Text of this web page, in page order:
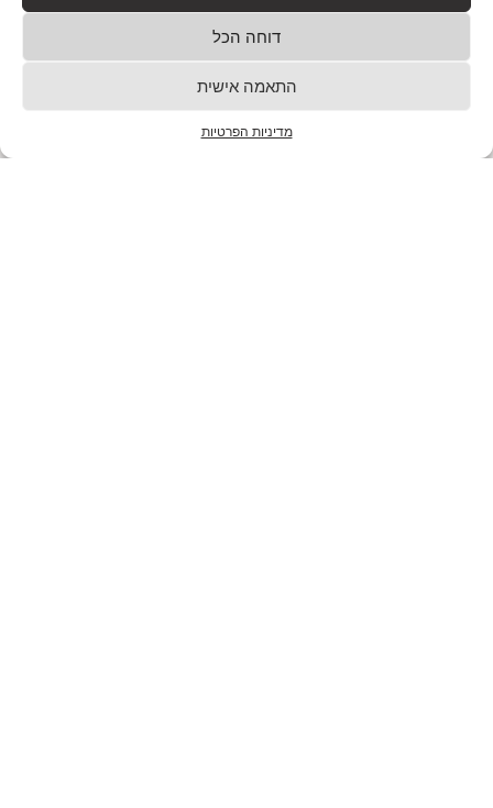
דוחה הכל
התאמה אישית
מדיניות הפרטיות
איך ליצור תפריט מותאם אישית לכל יום
בקלות
איך ליצור תפריט מותאם אישית שמתאים לכל יום עוד לפני
שנסביר איך בדיוק לעשות את זה, בואו ניישר קו: כמה פעמים